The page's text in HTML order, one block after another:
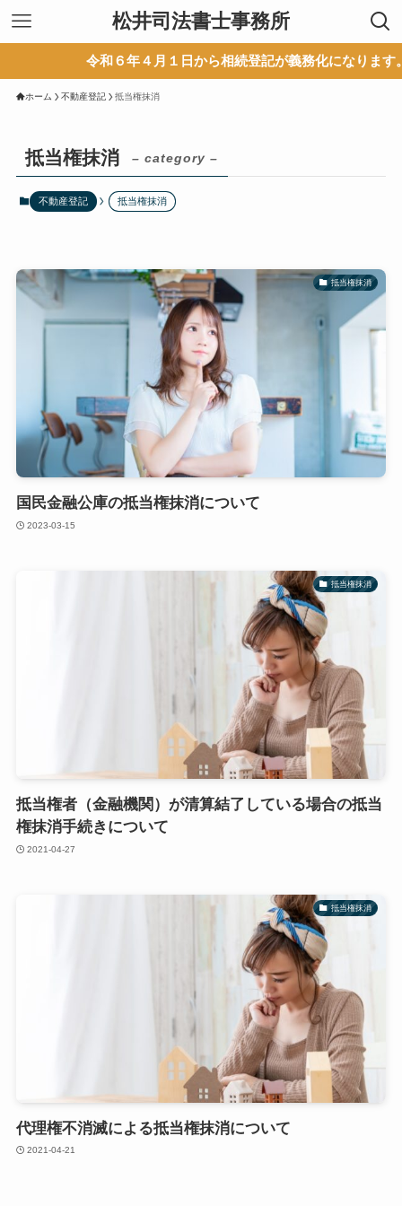
松井司法書士事務所
令和６年４月１日から相続登記が義務化になります。
ホーム 不動産登記 抵当権抹消
抵当権抹消 – category –
不動産登記 抵当権抹消
抵当権抹消
国民金融公庫の抵当権抹消について
2023-03-15
抵当権抹消
抵当権者（金融機関）が清算結了している場合の抵当
権抹消手続きについて
2021-04-27
抵当権抹消
代理権不消滅による抵当権抹消について
2021-04-21